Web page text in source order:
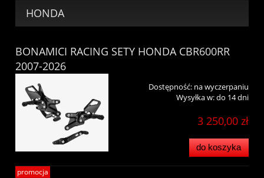
HONDA
BONAMICI RACING SETY HONDA CBR600RR
2007-2026
Dostępność: na wyczerpaniu
Wysyłka w:do 14 dni
3 250,00 zł
do koszyka
promocja